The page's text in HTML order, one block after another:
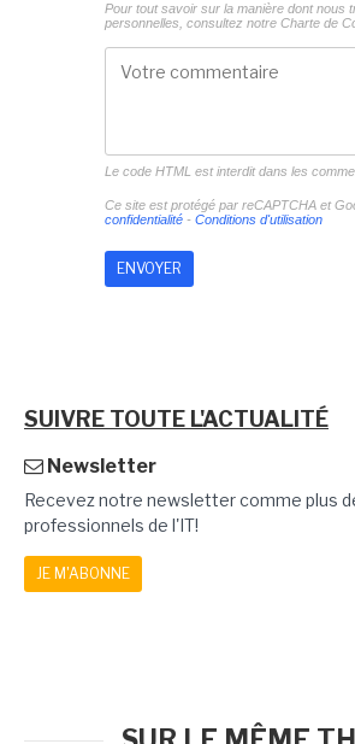
Pour tout savoir sur la manière dont nous
personnelles, consultez notre Charte de
Le code HTML est interdit dans les
Ce site est protégé par reCAPTCHA et
confidentialité- Conditions d'utilisation
SUIVRE TOUTE L'ACTUALITÉ
Newsletter
Recevez notre newsletter comme plus
professionnels de l'IT!
JE M'ABONNE